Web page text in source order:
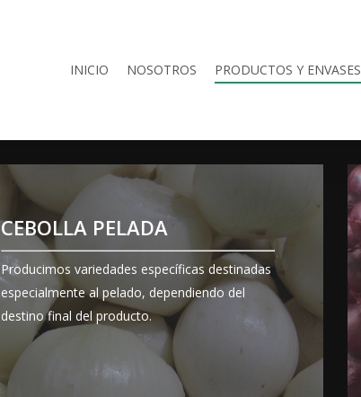
INICIO NOSOTROS PRODUCTOS Y ENVASES
CEBOLLA PELADA
Producimos variedades específicas destinadas
especialmente al pelado, dependiendo del
destino final del producto.
VER
ENVASADOS
DISPONIBLES